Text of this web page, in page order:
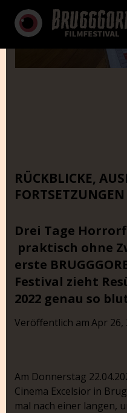
RÜCKBLICKE,
FORTSETZUNGEN
Drei Tage
praktisch ohne
erste
Festival zieht
2022 genau so
Veröffentlich amApr 26,
Am Donnerstag
Cinema Excelsior in
mal nach einer langen,